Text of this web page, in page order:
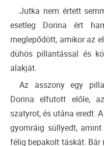
Jutka nem értett
esetleg Dorina ért
meglepődött, amikor az
dühös pillantással és
alakját.
Az asszony egy
Dorina elfutott előle,
szatyrot, és utána eredt.
gyomráig süllyedt,
félig bepakolt táskát.